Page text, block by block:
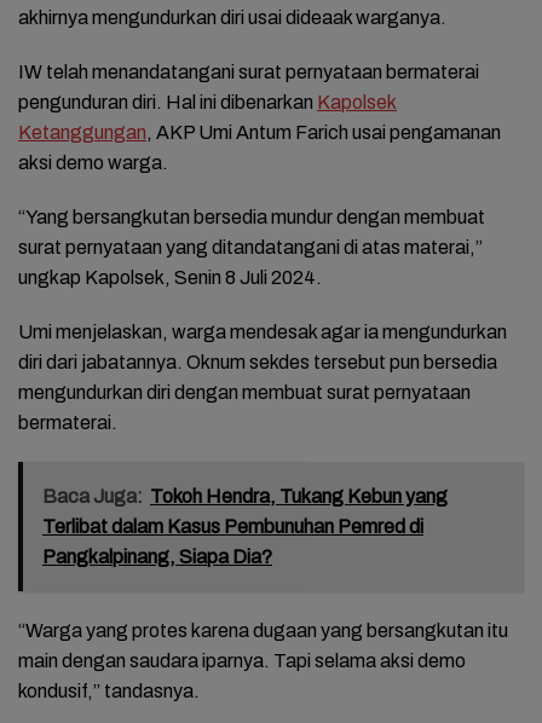
akhirnya mengundurkan diri usai dideaak warganya.
IW telah menandatangani surat pernyataan bermaterai
pengunduran diri. Hal ini dibenarkan Kapolsek
Ketanggungan, AKP Umi Antum Farich usai pengamanan
aksi demo warga.
“Yang bersangkutan bersedia mundur dengan membuat
surat pernyataan yang ditandatangani di atas materai,”
ungkap Kapolsek, Senin 8 Juli 2024.
Umi menjelaskan, warga mendesak agar ia mengundurkan
diri dari jabatannya. Oknum sekdes tersebut pun bersedia
mengundurkan diri dengan membuat surat pernyataan
bermaterai.
Baca Juga: Tokoh Hendra, Tukang Kebun yang
Terlibat dalam Kasus Pembunuhan Pemred di
Pangkalpinang, Siapa Dia?
“Warga yang protes karena dugaan yang bersangkutan itu
main dengan saudara iparnya. Tapi selama aksi demo
kondusif,” tandasnya.